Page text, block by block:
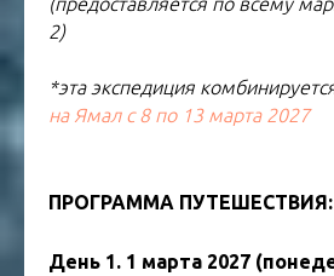
2)
*эта экспедиция
на Ямал c 8 по 13 марта 2027
ПРОГРАММА ПУТЕШЕСТВИЯ:
День 1. 1 марта 2027